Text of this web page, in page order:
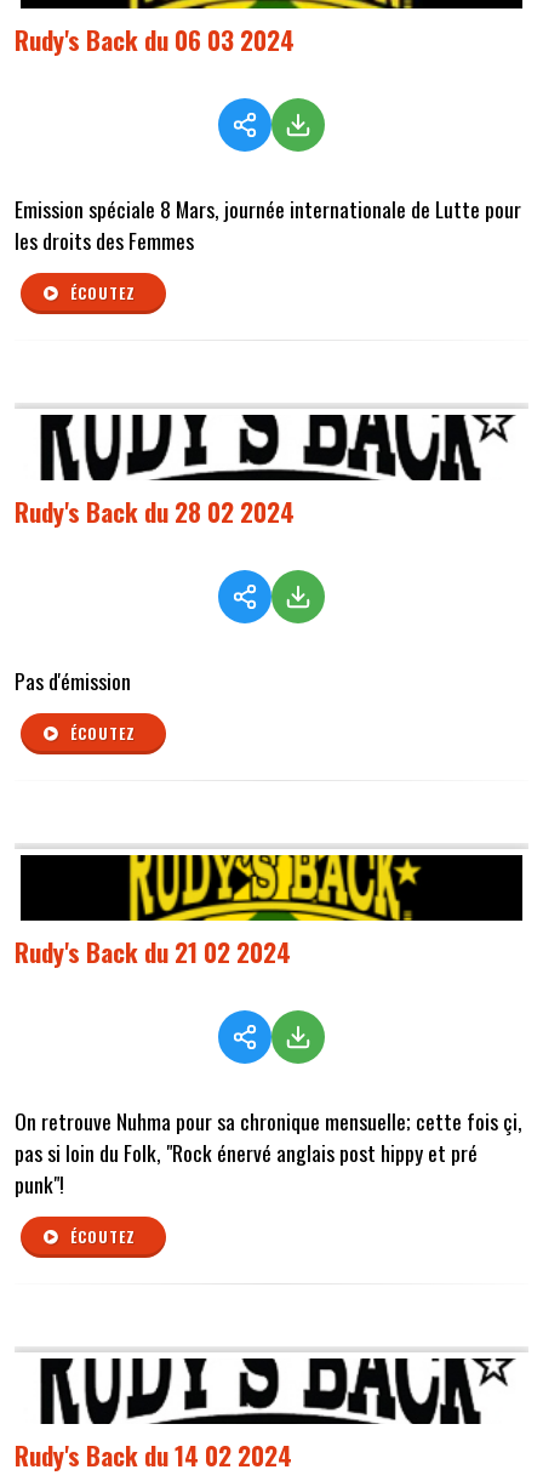
Rudy's Back du 06 03 2024
Emission spéciale 8 Mars, journée internationale de Lutte pour
les droits des Femmes
ÉCOUTEZ
Rudy's Back du 28 02 2024
Pas d'émission
ÉCOUTEZ
Rudy's Back du 21 02 2024
On retrouve Nuhma pour sa chronique mensuelle; cette fois çi,
pas si loin du Folk, "Rock énervé anglais post hippy et pré
punk"!
ÉCOUTEZ
Rudy's Back du 14 02 2024